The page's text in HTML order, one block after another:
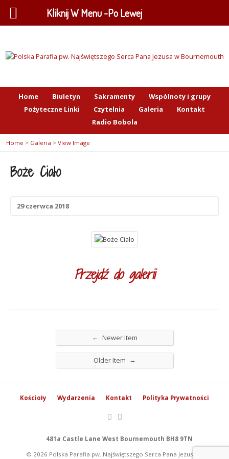
Home Biuletyn Sakramenty
Wspólnoty i grupy
Pożyteczne Linki
Czytelnia Galeria
Kontakt
Radio Bobola
Home > Galeria > View Image
Boże Ciało
29 czerwca 2018
Przejdź do galerii
← Newer Item
Older Item →
Kościoły Wydarzenia Kontakt Polityka Prywatności
481a Castle Lane West Bournemouth BH8 9TN
© 2026 Polska Parafia pw. Najświętszego Serca Pana Jezusa w
Kliknij W Menu -Po Lewej